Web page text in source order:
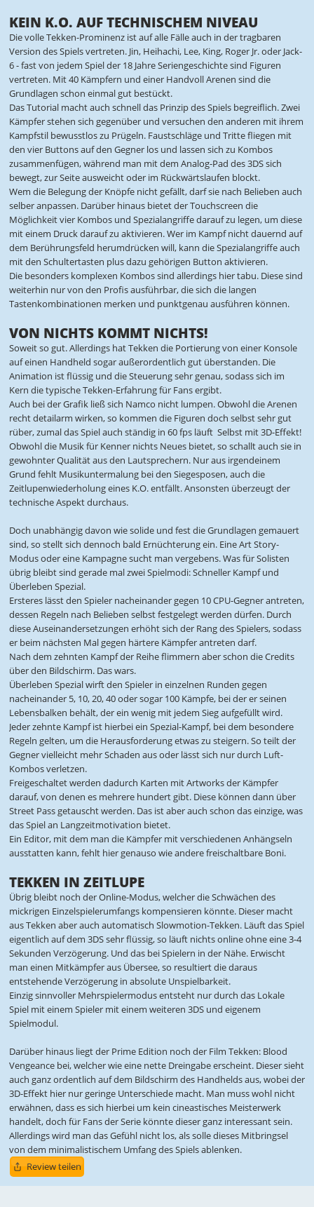
KEIN K.O. AUF TECHNISCHEM NIVEAU
Die volle Tekken-Prominenz ist auf alle Fälle auch in der tragbaren
Version des Spiels vertreten. Jin, Heihachi, Lee, King, Roger Jr. oder Jack-
6 - fast von jedem Spiel der 18 Jahre Seriengeschichte sind Figuren
vertreten. Mit 40 Kämpfern und einer Handvoll Arenen sind die
Grundlagen schon einmal gut bestückt.
Das Tutorial macht auch schnell das Prinzip des Spiels begreiflich. Zwei
Kämpfer stehen sich gegenüber und versuchen den anderen mit ihrem
Kampfstil bewusstlos zu Prügeln. Faustschläge und Tritte fliegen mit
den vier Buttons auf den Gegner los und lassen sich zu Kombos
zusammenfügen, während man mit dem Analog-Pad des 3DS sich
bewegt, zur Seite ausweicht oder im Rückwärtslaufen blockt.
Wem die Belegung der Knöpfe nicht gefällt, darf sie nach Belieben auch
selber anpassen. Darüber hinaus bietet der Touchscreen die
Möglichkeit vier Kombos und Spezialangriffe darauf zu legen, um diese
mit einem Druck darauf zu aktivieren. Wer im Kampf nicht dauernd auf
dem Berührungsfeld herumdrücken will, kann die Spezialangriffe auch
mit den Schultertasten plus dazu gehörigen Button aktivieren.
Die besonders komplexen Kombos sind allerdings hier tabu. Diese sind
weiterhin nur von den Profis ausführbar, die sich die langen
Tastenkombinationen merken und punktgenau ausführen können.
VON NICHTS KOMMT NICHTS!
Soweit so gut. Allerdings hat Tekken die Portierung von einer Konsole
auf einen Handheld sogar außerordentlich gut überstanden. Die
Animation ist flüssig und die Steuerung sehr genau, sodass sich im
Kern die typische Tekken-Erfahrung für Fans ergibt.
Auch bei der Grafik ließ sich Namco nicht lumpen. Obwohl die Arenen
recht detailarm wirken, so kommen die Figuren doch selbst sehr gut
rüber, zumal das Spiel auch ständig in 60 fps läuft  Selbst mit 3D-Effekt!
Obwohl die Musik für Kenner nichts Neues bietet, so schallt auch sie in
gewohnter Qualität aus den Lautsprechern. Nur aus irgendeinem
Grund fehlt Musikuntermalung bei den Siegesposen, auch die
Zeitlupenwiederholung eines K.O. entfällt. Ansonsten überzeugt der
technische Aspekt durchaus.
Doch unabhängig davon wie solide und fest die Grundlagen gemauert
sind, so stellt sich dennoch bald Ernüchterung ein. Eine Art Story-
Modus oder eine Kampagne sucht man vergebens. Was für Solisten
übrig bleibt sind gerade mal zwei Spielmodi: Schneller Kampf und
Überleben Spezial.
Ersteres lässt den Spieler nacheinander gegen 10 CPU-Gegner antreten,
dessen Regeln nach Belieben selbst festgelegt werden dürfen. Durch
diese Auseinandersetzungen erhöht sich der Rang des Spielers, sodass
er beim nächsten Mal gegen härtere Kämpfer antreten darf.
Nach dem zehnten Kampf der Reihe flimmern aber schon die Credits
über den Bildschirm. Das wars.
Überleben Spezial wirft den Spieler in einzelnen Runden gegen
nacheinander 5, 10, 20, 40 oder sogar 100 Kämpfe, bei der er seinen
Lebensbalken behält, der ein wenig mit jedem Sieg aufgefüllt wird.
Jeder zehnte Kampf ist hierbei ein Spezial-Kampf, bei dem besondere
Regeln gelten, um die Herausforderung etwas zu steigern. So teilt der
Gegner vielleicht mehr Schaden aus oder lässt sich nur durch Luft-
Kombos verletzen.
Freigeschaltet werden dadurch Karten mit Artworks der Kämpfer
darauf, von denen es mehrere hundert gibt. Diese können dann über
Street Pass getauscht werden. Das ist aber auch schon das einzige, was
das Spiel an Langzeitmotivation bietet.
Ein Editor, mit dem man die Kämpfer mit verschiedenen Anhängseln
ausstatten kann, fehlt hier genauso wie andere freischaltbare Boni.
TEKKEN IN ZEITLUPE
Übrig bleibt noch der Online-Modus, welcher die Schwächen des
mickrigen Einzelspielerumfangs kompensieren könnte. Dieser macht
aus Tekken aber auch automatisch Slowmotion-Tekken. Läuft das Spiel
eigentlich auf dem 3DS sehr flüssig, so läuft nichts online ohne eine 3-4
Sekunden Verzögerung. Und das bei Spielern in der Nähe. Erwischt
man einen Mitkämpfer aus Übersee, so resultiert die daraus
entstehende Verzögerung in absolute Unspielbarkeit.
Einzig sinnvoller Mehrspielermodus entsteht nur durch das Lokale
Spiel mit einem Spieler mit einem weiteren 3DS und eigenem
Spielmodul.
Darüber hinaus liegt der Prime Edition noch der Film Tekken: Blood
Vengeance bei, welcher wie eine nette Dreingabe erscheint. Dieser sieht
auch ganz ordentlich auf dem Bildschirm des Handhelds aus, wobei der
3D-Effekt hier nur geringe Unterschiede macht. Man muss wohl nicht
erwähnen, dass es sich hierbei um kein cineastisches Meisterwerk
handelt, doch für Fans der Serie könnte dieser ganz interessant sein.
Allerdings wird man das Gefühl nicht los, als solle dieses Mitbringsel
von dem minimalistischem Umfang des Spiels ablenken.
Review teilen